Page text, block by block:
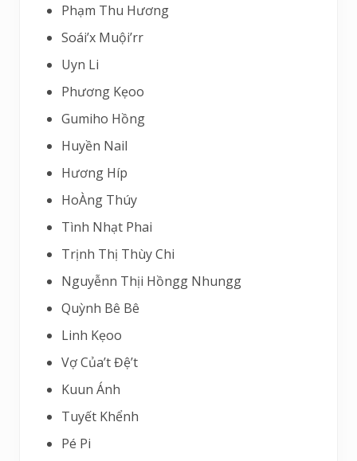
Phạm Thu Hương
Soái’x Muội’rr
Uyn Li
Phương Kẹoo
Gumiho Hồng
Huyền Nail
Hương Híp
HoÀng Thúy
Tình Nhạt Phai
Trịnh Thị Thùy Chi
Nguyễnn Thịi Hồngg Nhungg
Quỳnh Bê Bê
Linh Kẹoo
Vợ Của’t Đệ’t
Kuun Ánh
Tuyết Khểnh
Pé Pi